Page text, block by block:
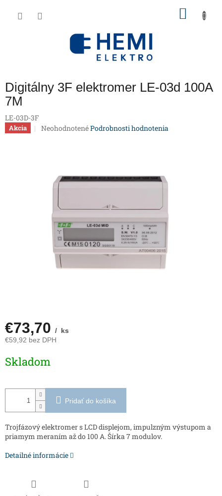
Digitálny 3F elektromer LE-03d 100A
7M
LE-03D-3F
Akcia
Priemerné
NeohodnotenéPodrobnosti hodnotenia
€73,70 / ks
€59,92 bez DPH
cena:
Skladom
Pridať do košíka
Trojfázový elektromer s LCD displejom, impulzným výstupom a
priamym meraním až do 100 A. Šírka 7 modulov.
Detailné informácie